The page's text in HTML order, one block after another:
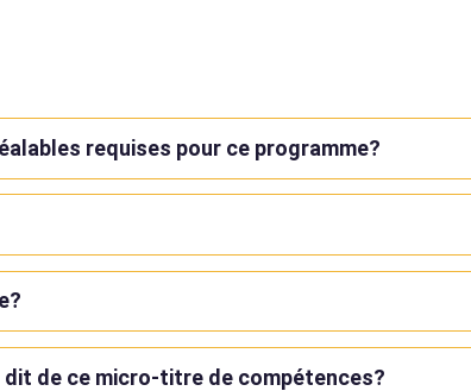
requises pour ce programme?
dit de ce micro-titre de compétences?